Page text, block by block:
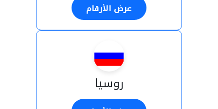
عرض الأرقام
روسيا